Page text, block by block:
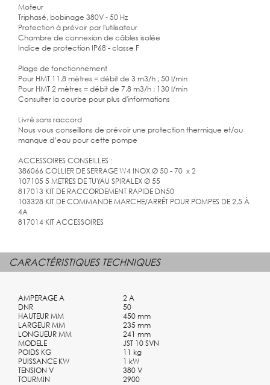
Moteur
Triphasé, bobinage 380V - 50 Hz
Protection à prévoir par l'utilisateur
Chambre de connexion de câbles isolée
Indice de protection IP68 - classe F
Plage de fonctionnement
Pour HMT 11,8 mètres = débit de 3 m3/h ; 50 l/min
Pour HMT 2 mètres = débit de 7,8 m3/h ; 130 l/min
Consulter la courbe pour plus d'informations
Livré sans raccord
Nous vous conseillons de prévoir une protection thermique et/ou
manque d’eau pour cette pompe
ACCESSOIRES CONSEILLES :
386066 COLLIER DE SERRAGE W4 INOX Ø 50 - 70 x 2
107105 5 METRES DE TUYAU SPIRALEX Ø 55
817013 KIT DE RACCORDEMENT RAPIDE DN50
103328 KIT DE COMMANDE MARCHE/ARRÊT POUR POMPES DE 2,5 À
4A
817014 KIT ACCESSOIRES
CARACTÉRISTIQUES TECHNIQUES
AMPERAGE A
2 A
DNR
50
HAUTEUR MM
450 mm
LARGEUR MM
235 mm
LONGUEUR MM
241 mm
MODELE
JST 10 SVN
POIDS KG
11 kg
PUISSANCE KW
1 kW
TENSION V
380 V
TOURMIN
2900